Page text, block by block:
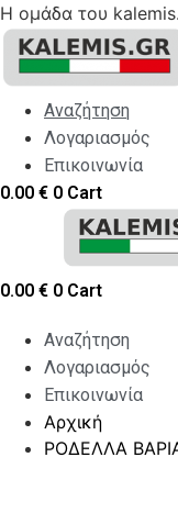
Η ομάδα του
Skip
content
Αναζήτηση
Λογαριασμός
Επικοινωνία
0.00 € 0 Cart
0.00 € 0 Cart
Αναζήτηση
Λογαριασμός
Επικοινωνία
Αρχική
ΡΟΔΕΛΛΑ